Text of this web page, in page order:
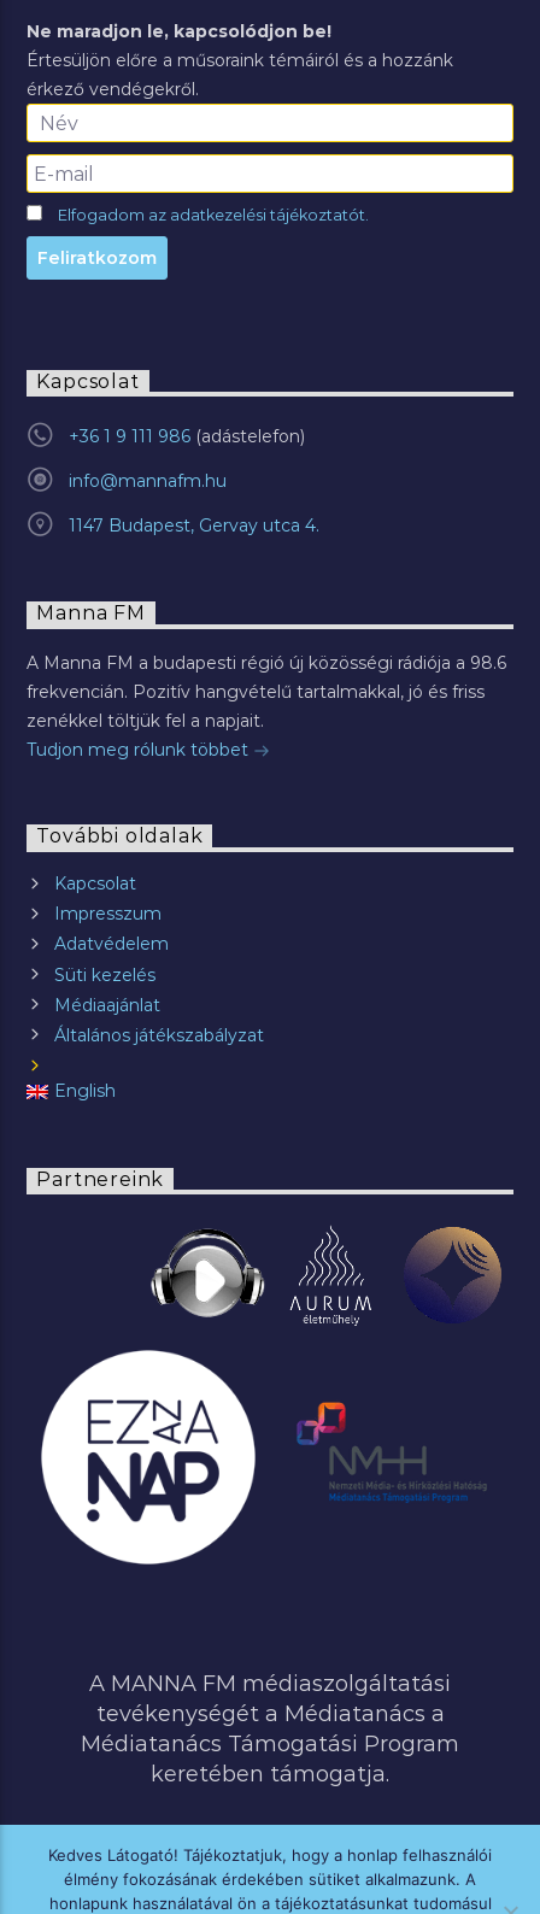
Ne maradjon le, kapcsolódjon be!
Értesüljön előre a műsoraink témáiról és a hozzánk
érkező vendégekről.
Elfogadom az adatkezelési tájékoztatót.
Kapcsolat
+36 1 9 111 986
info@mannafm.hu
1147 Budapest, Gervay utca 4.
Manna FM
A Manna FM a budapesti régió új közösségi rádiója a 98.6
frekvencián. Pozitív hangvételű tartalmakkal, jó és friss
zenékkel töltjük fel a napjait.
Tudjon meg rólunk többet
További oldalak
Kapcsolat
Impresszum
Adatvédelem
Süti kezelés
Médiaajánlat
Általános játékszabályzat
English
Partnereink
A MANNA FM médiaszolgáltatási
tevékenységét a Médiatanács a
Médiatanács Támogatási Program
keretében támogatja.
MINDEN JOG FENNTARTVA © 2020 MANNA FM
Kedves Látogató! Tájékoztatjuk, hogy a honlap felhasználói
élmény fokozásának érdekében sütiket alkalmazunk. A
honlapunk használatával ön a tájékoztatásunkat tudomásul